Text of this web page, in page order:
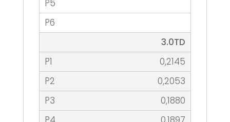
3.0TD
0,2145
0,2053
0,1880